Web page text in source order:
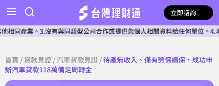
立即諮詢
業。3.沒有與同類型公司合作或提供您個人相關資料給任何單位。4.本公
首頁 / 貸款見證 / 汽車貸款見證 /待產無收入、僅有勞保續保，成功申
辦汽車貸款118萬備足周轉金